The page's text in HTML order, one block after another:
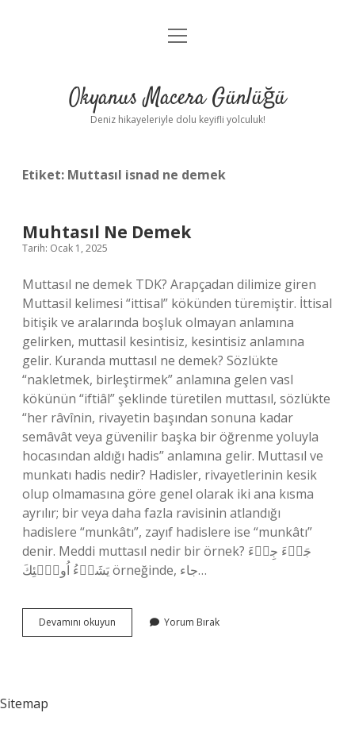
Anasayfa
Yasal Uyarı
menüyü
Okyanus Macera Günlüğü
Deniz hikayeleriyle dolu keyifli yolculuk!
Etiket: Muttasıl isnad ne demek
Muhtasıl Ne Demek
Tarih: Ocak 1, 2025
Muttasıl ne demek TDK? Arapçadan dilimize giren
Muttasil kelimesi “ittisal” kökünden türemiştir. İttisal
bitişik ve aralarında boşluk olmayan anlamına
gelirken, muttasil kesintisiz, kesintisiz anlamına
gelir. Kuranda muttasıl ne demek? Sözlükte
“nakletmek, birleştirmek” anlamına gelen vasl
kökünün “iftiâl” şeklinde türetilen muttasıl, sözlükte
“her râvînin, rivayetin başından sonuna kadar
semâvât veya güvenilir başka bir öğrenme yoluyla
hocasından aldığı hadis” anlamına gelir. Muttasıl ve
munkatı hadis nedir? Hadisler, rivayetlerinin kesik
olup olmamasına göre genel olarak iki ana kısma
ayrılır; bir veya daha fazla ravisinin atlandığı
hadislere “munkâtı”, zayıf hadislere ise “munkâtı”
denir. Meddi muttasıl nedir bir örnek? جَاۤءَ جِىۤءَ
يَشَاۤءُ اُولَۤئِكَ örneğinde, جاء…
Devamını okuyun Muhtasıl
Ne
Yorum Bırak
Sitemap